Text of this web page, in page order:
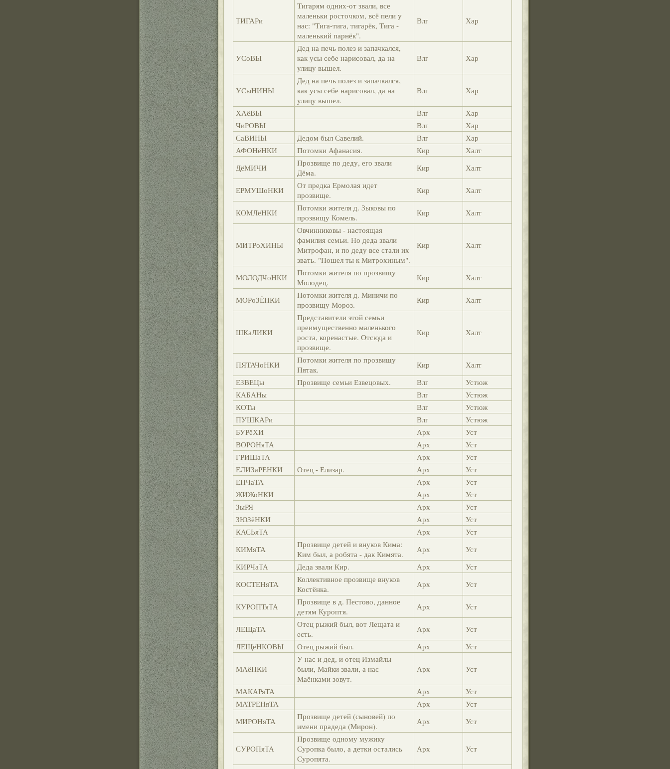
ТИГАРи
Тигарям одних-от звали, все
маленьки росточком, всё пели у
нас: "Тига-тига, тигарёк, Тига -
маленький парнёк".
Влг Хар
УСоВЫ
Дед на печь полез и запачкался,
как усы себе нарисовал, да на
улицу вышел.
Влг Хар
УСыНИНЫ
Дед на печь полез и запачкался,
как усы себе нарисовал, да на
улицу вышел.
Влг Хар
ХАёВЫ Влг
Хар
ЧиРОВЫ
Влг
Хар
СаВИНЫ
Дедом был Савелий. Влг
Хар
АФОНёНКИ
Потомки Афанасия. Кир
Халт
ДёМИЧИ
Прозвище по деду, его звали
Дёма.
Кир Халт
ЕРМУШоНКИ
От предка Ермолая идет
прозвище.
Кир Халт
КОМЛёНКИ
Потомки жителя д. Зыковы по
прозвищу Комель.
Кир Халт
МИТРоХИНЫ
Овчинниковы - настоящая
фамилия семьи. Но деда звали
Митрофан, и по деду все стали их
звать. "Пошел ты к Митрохиным".
Кир Халт
МОЛОДЧоНКИ
Потомки жителя по прозвищу
Молодец.
Кир Халт
МОРоЗЁНКИ
Потомки жителя д. Миничи по
прозвищу Мороз.
Кир Халт
ШКаЛИКИ
Представители этой семьи
преимущественно маленького
роста, коренастые. Отсюда и
прозвище.
Кир Халт
ПЯТАЧоНКИ
Потомки жителя по прозвищу
Пятак.
Кир
Халт
ЕЗВЕЦы
Прозвище семьи Езвецовых. Влг
Устюж
КАБАНы
Влг
Устюж
КОТы
Влг
Устюж
ПУШКАРи
Влг
Устюж
БУРёХИ
Арх
Уст
ВОРОНяТА
Арх
Уст
ГРИШаТА
Арх
Уст
ЕЛИЗаРЕНКИ
Отец - Елизар. Арх
Уст
ЕНЧаТА
Арх
Уст
ЖИЖоНКИ
Арх
Уст
ЗыРЯ
Арх
Уст
ЗЮЗёНКИ
Арх
Уст
КАСЬяТА
Арх
Уст
КИМяТА
Прозвище детей и внуков Кима:
Ким был, а робята - дак Кимята.
Арх
Уст
КИРЧаТА
Деда звали Кир. Арх
Уст
КОСТЕНяТА
Коллективное прозвище внуков
Костёнка.
Арх Уст
КУРОПТяТА
Прозвище в д. Пестово, данное
детям Куроптя.
Арх Уст
ЛЕЩаТА
Отец рыжий был, вот Лещата и
есть.
Арх
Уст
ЛЕЩёНКОВЫ
Отец рыжий был. Арх Уст
МАёНКИ
У нас и дед, и отец Измайлы
были, Майки звали, а нас
Маёнками зовут.
Арх Уст
МАКАРяТА Арх
Уст
МАТРЕНяТА
Арх
Уст
МИРОНяТА
Прозвище детей (сыновей) по
имени прадеда (Мирон).
Арх Уст
СУРОПяТА
Прозвище одному мужику
Суропка было, а детки остались
Суропята.
Арх Уст